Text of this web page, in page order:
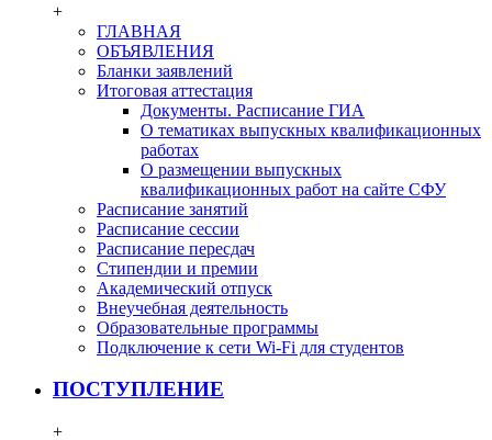
+
ГЛАВНАЯ
ОБЪЯВЛЕНИЯ
Бланки заявлений
Итоговая аттестация
Документы. Расписание ГИА
О тематиках выпускных квалификационных
работах
О размещении выпускных
квалификационных работ на сайте СФУ
Расписание занятий
Расписание сессии
Расписание пересдач
Стипендии и премии
Академический отпуск
Внеучебная деятельность
Образовательные программы
Подключение к сети Wi-Fi для студентов
ПОСТУПЛЕНИЕ
+